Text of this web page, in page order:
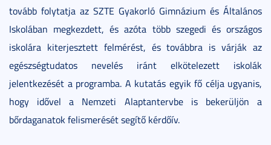
tovább folytatja az SZTE Gyakorló Gimnázium és Általános
Iskolában megkezdett, és azóta több szegedi és országos
iskolára kiterjesztett felmérést, és továbbra is várják az
egészségtudatos nevelés iránt elkötelezett iskolák
jelentkezését a programba. A kutatás egyik fő célja ugyanis,
hogy idővel a Nemzeti Alaptantervbe is bekerüljön a
bőrdaganatok felismerését segítő kérdőív.